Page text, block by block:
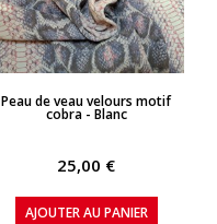
APERÇU RAPIDE
Peau de veau velours motif
cobra - Blanc
25,00 €
AJOUTER AU PANIER